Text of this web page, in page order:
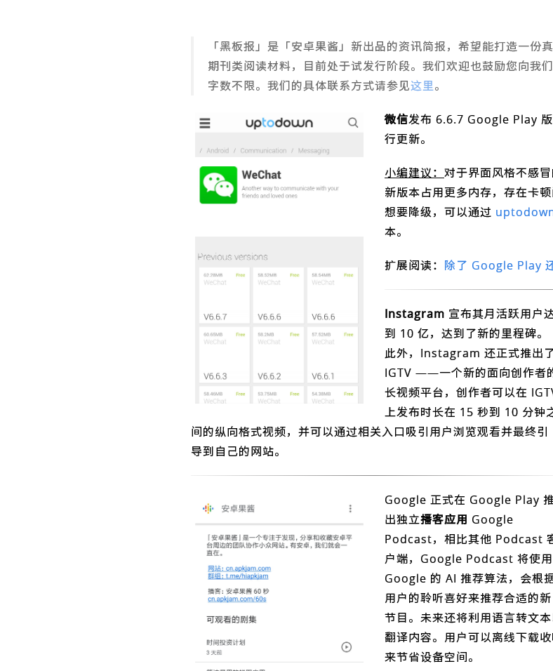
「黑板报」是「安卓果酱」新出品的资讯简报，希望能打造一份
期刊类阅读材料，目前处于试发行阶段。我们欢迎也鼓励您向我
字数不限。我们的具体联系方式请参见这里。
微信发布 6.6.7 Google Play
行更新。
小编建议： 对于界面风格不感
新版本占用更多内存，存在卡
想要降级，可以通过
本。
扩展阅读： 除了 Google Play
Instagram 宣布其月活跃用户
到 10 亿，达到了新的里程碑。
此外，Instagram 还正式推出
IGTV ——一个新的面向创作者
长视频平台，创作者可以在
上发布时长在 15 秒到 10 分钟
间的纵向格式视频，并可以通过相关入口吸引用户浏览观看并最终引
导到自己的网站。
Google 正式在 Google Play
出独立播客应用 Google
Podcast，相比其他 Podcast
户端，Google Podcast 将使用
Google 的 AI 推荐算法，会根
用户的聆听喜好来推荐合适的新
节目。未来还将利用语言转文
翻译内容。用户可以离线下载
来节省设备空间。